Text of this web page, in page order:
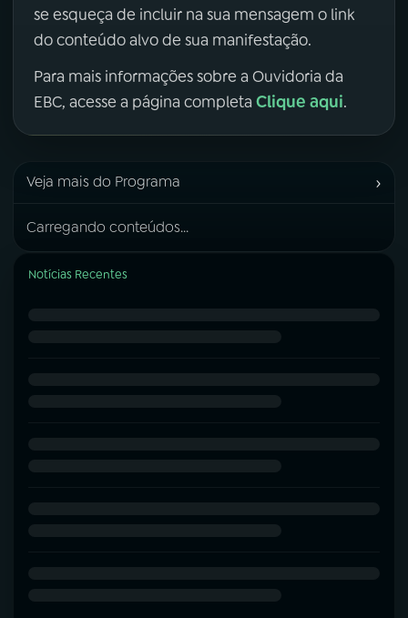
se esqueça de incluir na sua mensagem o link
do conteúdo alvo de sua manifestação.
Para mais informações sobre a Ouvidoria da
EBC, acesse a página completa Clique aqui.
Veja mais do Programa ›
Carregando conteúdos...
Notícias Recentes